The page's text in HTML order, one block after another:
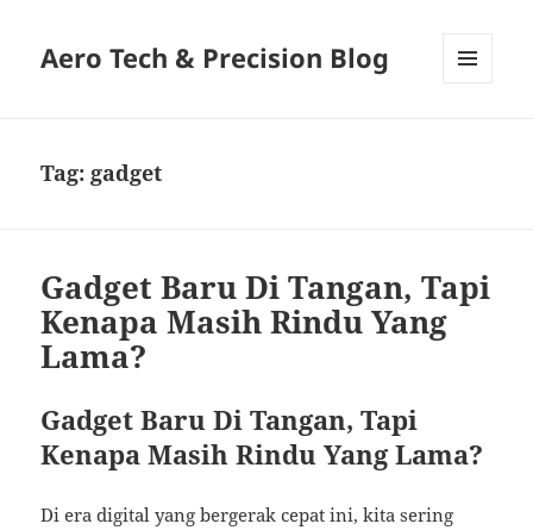
Aero Tech & Precision Blog
Tag: gadget
Gadget Baru Di Tangan, Tapi
Kenapa Masih Rindu Yang
Lama?
Gadget Baru Di Tangan, Tapi
Kenapa Masih Rindu Yang Lama?
Di era digital yang bergerak cepat ini, kita sering